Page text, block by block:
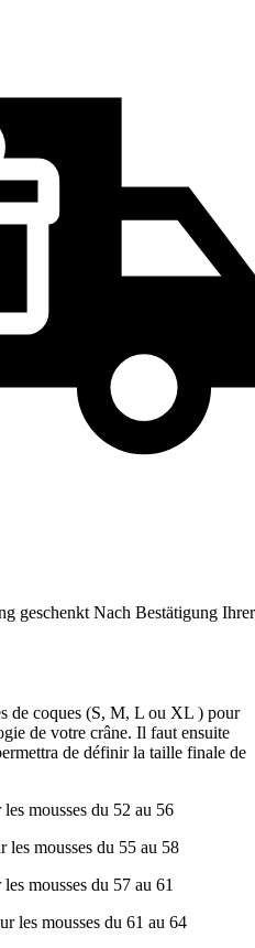
geschenkt Nach Bestätigung Ihrer
de coques (S, M, L ou XL ) pour
de votre crâne. Il faut ensuite
de définir la taille finale de
mousses du 52 au 56
mousses du 55 au 58
mousses du 57 au 61
les mousses du 61 au 64